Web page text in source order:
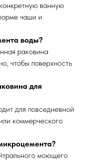
ванную
чаши и
воды?
раковина
чтобы поверхность
для
для повседневной
коммерческого
моющего